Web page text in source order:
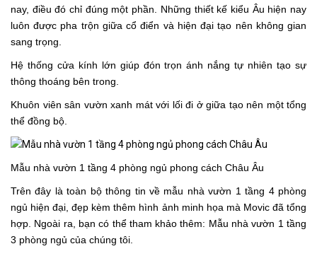
nay, điều đó chỉ đúng một phần. Những thiết kế kiểu Âu hiện nay
luôn được pha trộn giữa cổ điển và hiện đại tạo nên không gian
sang trọng.
Hệ thống cửa kính lớn giúp đón trọn ánh nắng tự nhiên tạo sự
thông thoáng bên trong.
Khuôn viên sân vườn xanh mát với lối đi ở giữa tạo nên một tổng
thể đồng bộ.
Mẫu nhà vườn 1 tầng 4 phòng ngủ phong cách Châu Âu
Trên đây là toàn bộ thông tin về mẫu nhà vườn 1 tầng 4 phòng
ngủ hiện đại, đẹp kèm thêm hình ảnh minh họa mà Movic đã tổng
hợp. Ngoài ra, bạn có thể tham khảo thêm: Mẫu nhà vườn 1 tầng
3 phòng ngủ của chúng tôi.